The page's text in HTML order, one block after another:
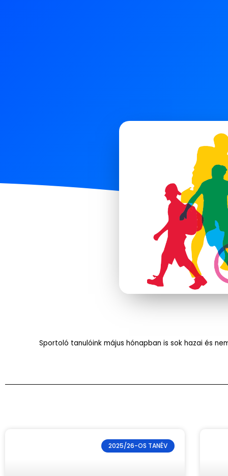
Sportoló tanulóink május hónapban is sok hazai és
2025/26-OS TANÉV